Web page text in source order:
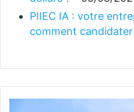
PIIEC IA : votre
comment candidater